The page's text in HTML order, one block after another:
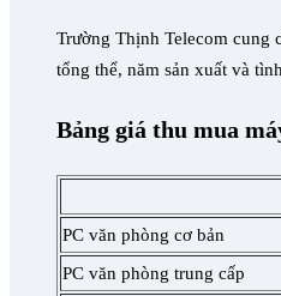
Trường Thịnh Telecom cung
tổng thể, năm sản xuất và
Bảng giá thu mua
PC văn phòng cơ bản
PC văn phòng trung cấp